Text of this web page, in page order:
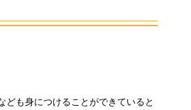
も身につけることができていると